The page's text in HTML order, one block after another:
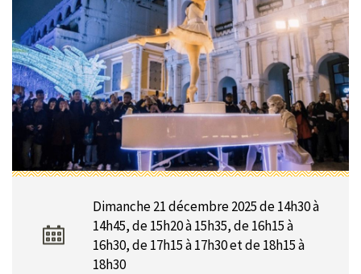
Dimanche 21 décembre 2025 de 14h30 à
14h45, de 15h20 à 15h35, de 16h15 à
16h30, de 17h15 à 17h30 et de 18h15 à
18h30